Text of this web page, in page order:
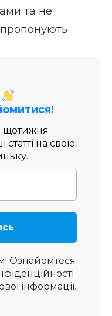
та не
щотижня
статті на свою
Ознайомтеся
інформації.